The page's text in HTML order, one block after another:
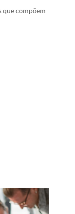
que compõem